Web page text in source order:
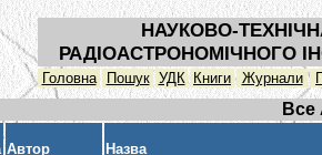
НАУКОВО-
РАДІОАСТРОНОМІЧНОГО
Головна Пошук УДК Книги Журнали
Все
Автор Назва